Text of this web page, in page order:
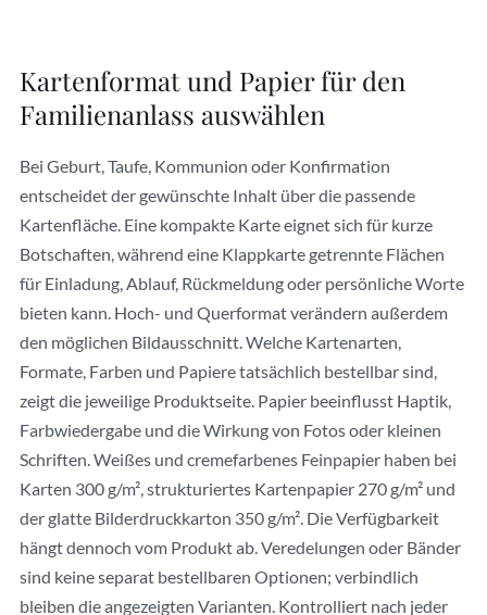
Kartenformat und Papier für den
Familienanlass auswählen
Bei Geburt, Taufe, Kommunion oder Konfirmation
entscheidet der gewünschte Inhalt über die passende
Kartenfläche. Eine kompakte Karte eignet sich für kurze
Botschaften, während eine Klappkarte getrennte Flächen
für Einladung, Ablauf, Rückmeldung oder persönliche Worte
bieten kann. Hoch- und Querformat verändern außerdem
den möglichen Bildausschnitt. Welche Kartenarten,
Formate, Farben und Papiere tatsächlich bestellbar sind,
zeigt die jeweilige Produktseite. Papier beeinflusst Haptik,
Farbwiedergabe und die Wirkung von Fotos oder kleinen
Schriften. Weißes und cremefarbenes Feinpapier haben bei
Karten 300 g/m², strukturiertes Kartenpapier 270 g/m² und
der glatte Bilderdruckkarton 350 g/m². Die Verfügbarkeit
hängt dennoch vom Produkt ab. Veredelungen oder Bänder
sind keine separat bestellbaren Optionen; verbindlich
bleiben die angezeigten Varianten. Kontrolliert nach jeder